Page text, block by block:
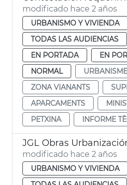
modificado hace 2 años
URBANISMO Y VIVIENDA
TODAS LAS AUDIENCIAS
EN PORTADA
EN
NORMAL
URBANISME
ZONA VIANANTS
APARCAMENTS
PETXINA
INFORME
JGL Obras
modificado hace 2 años
URBANISMO Y VIVIENDA